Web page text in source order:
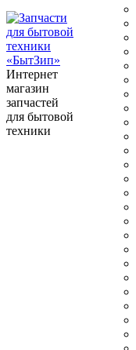
Интернет
магазин
запчастей
для бытовой
техники